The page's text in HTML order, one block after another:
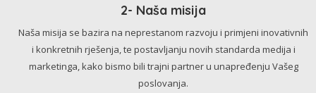
2- Naša misija
Naša misija se bazira na neprestanom razvoju i primjeni inovativnih
i konkretnih rješenja, te postavljanju novih standarda medija i
marketinga, kako bismo bili trajni partner u unapređenju Vašeg
poslovanja.